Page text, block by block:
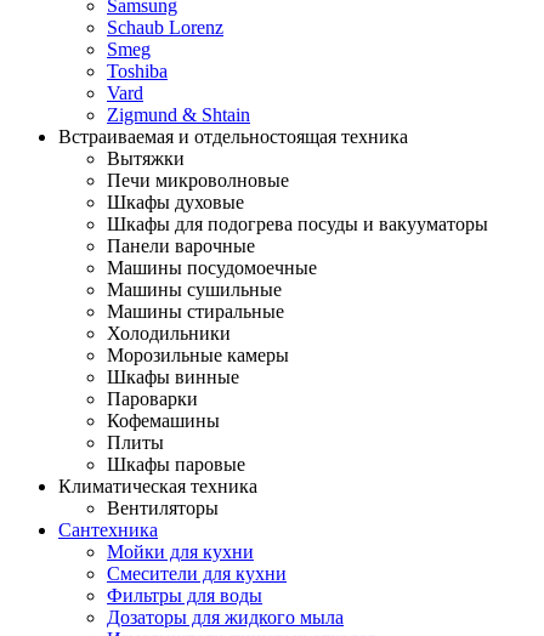
Samsung
Schaub Lorenz
Smeg
Toshiba
Vard
Zigmund & Shtain
Встраиваемая и отдельностоящая техника
Вытяжки
Печи микроволновые
Шкафы духовые
Шкафы для подогрева посуды и вакууматоры
Панели варочные
Машины посудомоечные
Машины сушильные
Машины стиральные
Холодильники
Морозильные камеры
Шкафы винные
Пароварки
Кофемашины
Плиты
Шкафы паровые
Климатическая техника
Вентиляторы
Сантехника
Мойки для кухни
Смесители для кухни
Фильтры для воды
Дозаторы для жидкого мыла